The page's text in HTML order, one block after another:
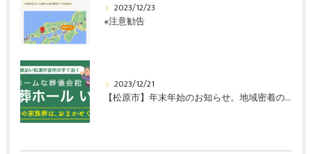
2023/12/23
※注意勧告
2023/12/21
【松原市】年末年始のお知らせ。地域密着の葬儀式場「家族葬ホールいこい」